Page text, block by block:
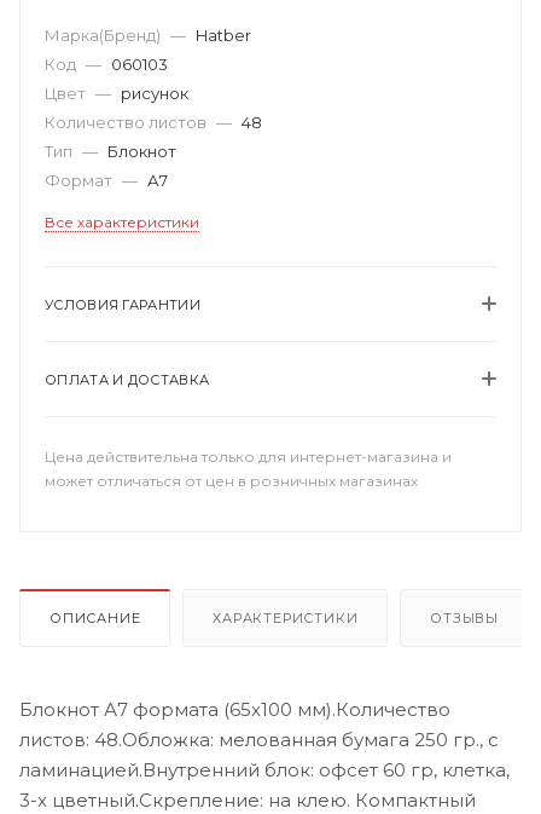
Марка(Бренд) — Hatber
Код — 060103
Цвет — рисунок
Количество листов — 48
Тип — Блокнот
Формат — А7
Все характеристики
УСЛОВИЯ ГАРАНТИИ
ОПЛАТА И ДОСТАВКА
Цена действительна только для интернет-магазина и
может отличаться от цен в розничных магазинах
ОПИСАНИЕ ХАРАКТЕРИСТИКИ ОТЗЫВЫ
Блокнот А7 формата (65х100 мм).Количество
листов: 48.Обложка: мелованная бумага 250 гр., с
ламинацией.Внутренний блок: офсет 60 гр, клетка,
3-х цветный.Скрепление: на клею. Компактный